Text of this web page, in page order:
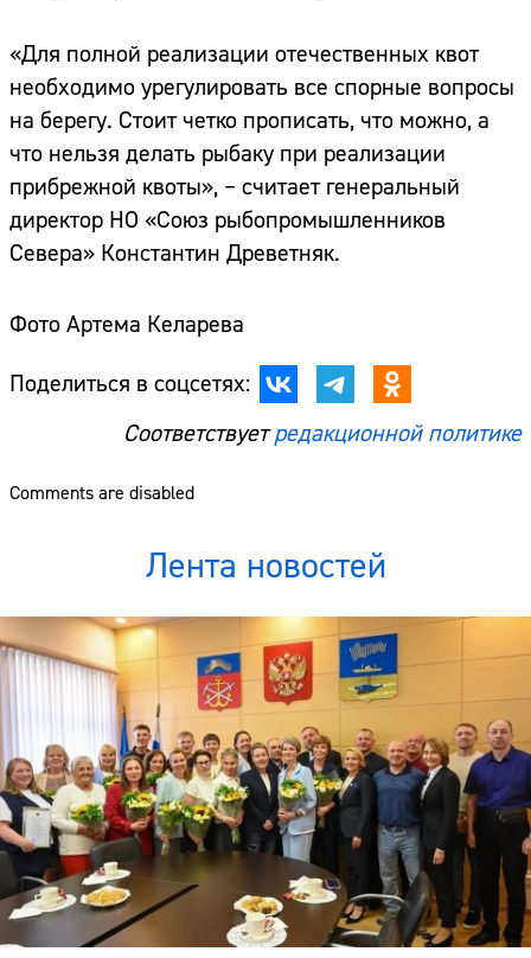
«Для полной реализации отечественных квот
необходимо урегулировать все спорные вопросы
на берегу. Стоит четко прописать, что можно, а
что нельзя делать рыбаку при реализации
прибрежной квоты», – считает генеральный
директор НО «Союз рыбопромышленников
Севера» Константин Древетняк.
Фото Артема Келарева
Поделиться в соцсетях:
Соответствуетредакционной политике
Comments are disabled
Лента новостей